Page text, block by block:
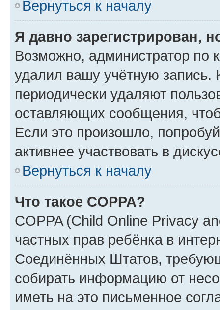
Вернуться к началу
Я давно зарегистрирован,
Возможно, администратор по
удалил вашу учётную запись.
периодически удаляют
оставляющих сообщения,
Если это произошло,
активнее участвовать в
Вернуться к началу
Что такое COPPA?
COPPA (Child Online Privacy
частных прав ребёнка в
Соединённых Штатов,
собирать информацию от
иметь на это письменное